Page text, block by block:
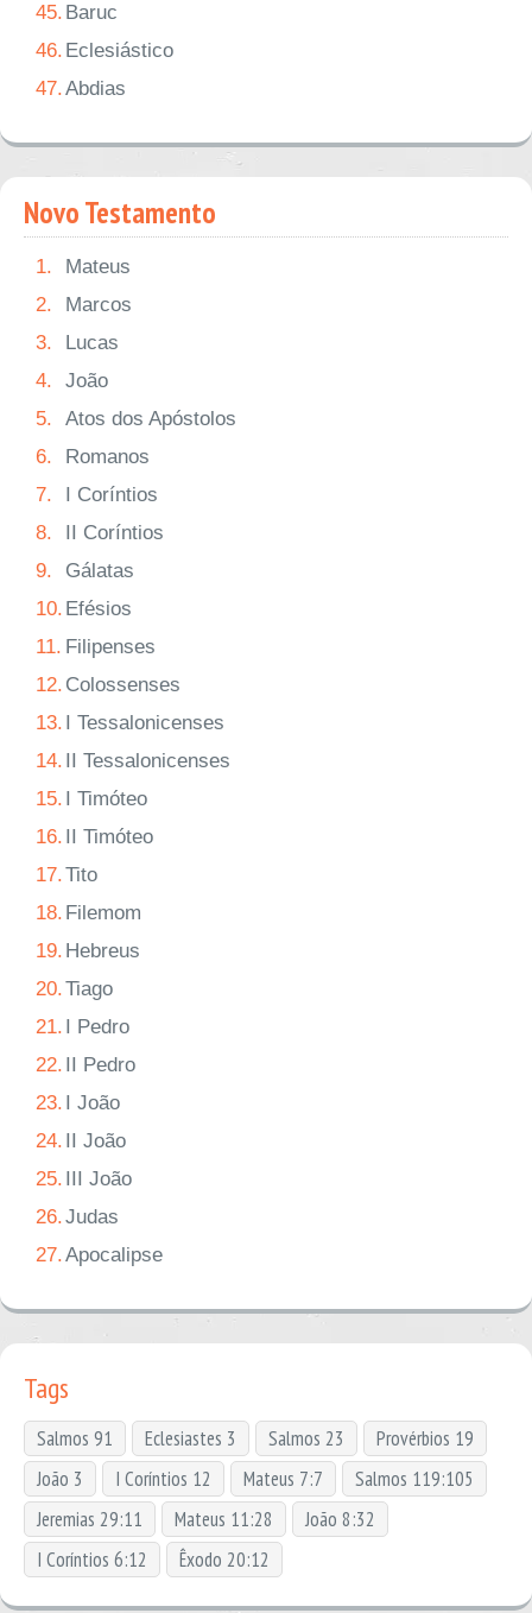
45. Baruc
46. Eclesiástico
47.Abdias
Novo Testamento
1.
Mateus
2.
Marcos
3.
Lucas
4.
João
5.
Atos dos Apóstolos
6.
Romanos
7.
I Coríntios
8.
II Coríntios
9.
Gálatas
10. Efésios
11. Filipenses
12. Colossenses
13. I Tessalonicenses
14. II Tessalonicenses
15. I Timóteo
16. II Timóteo
17.Tito
18. Filemom
19. Hebreus
20.Tiago
21. I Pedro
22. II Pedro
23. I João
24. II João
25. III João
26.Judas
27.Apocalipse
Tags
Salmos 91 Eclesiastes 3 Salmos 23
Provérbios 19
João 3
I Coríntios 12 Mateus 7:7
Salmos 119:105
Jeremias 29:11
Mateus 11:28
João 8:32
I Coríntios 6:12
Êxodo 20:12